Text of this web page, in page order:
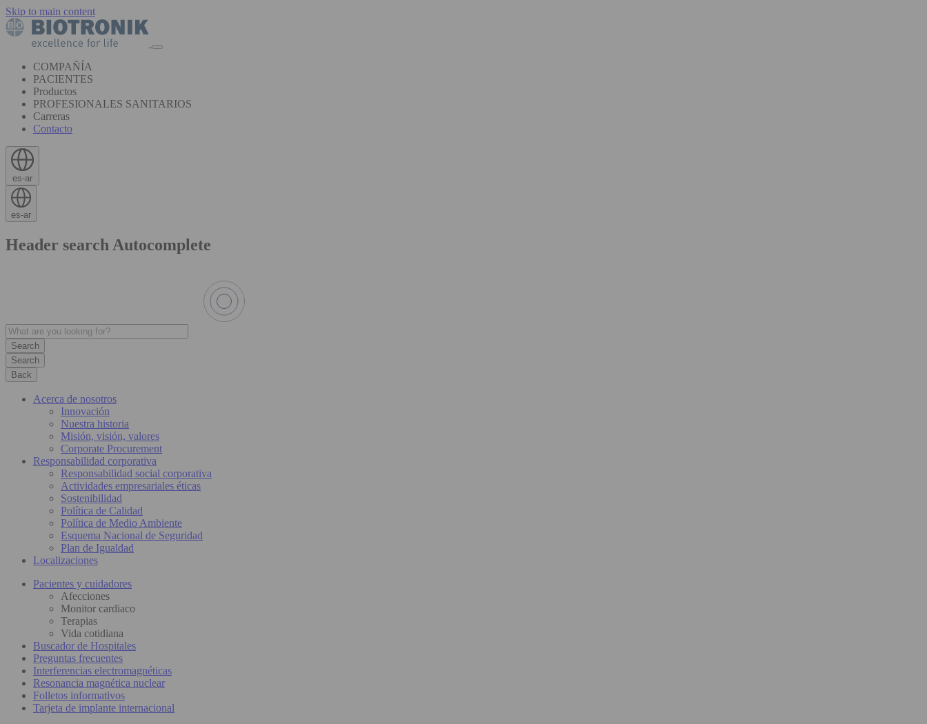
Skip to main content
COMPAÑÍA
PACIENTES
Productos
PROFESIONALES SANITARIOS
Carreras
Contacto
es-ar
es-ar
Header search Autocomplete
Search
Back
Acerca de nosotros
Innovación
Nuestra historia
Misión, visión, valores
Corporate Procurement
Responsabilidad corporativa
Responsabilidad social corporativa
Actividades empresariales éticas
Sostenibilidad
Política de Calidad
Política de Medio Ambiente
Esquema Nacional de Seguridad
Plan de Igualdad
Localizaciones
Pacientes y cuidadores
Afecciones
Monitor cardiaco
Terapias
Vida cotidiana
Buscador de Hospitales
Preguntas frecuentes
Interferencias electromagnéticas
Resonancia magnética nuclear
Folletos informativos
Tarjeta de implante internacional